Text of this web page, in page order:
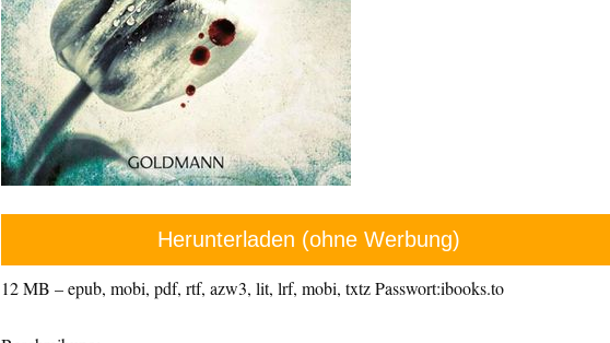
Herunterladen (ohne Werbung)
12 MB – epub, mobi, pdf, rtf, azw3, lit, lrf, mobi, txtz Passwort:ibooks.to